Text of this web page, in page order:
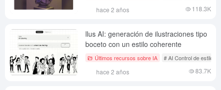
hace 2 años 118.3K
llus AI: generación de ilustraciones tipo
boceto con un estilo coherente
Últimos recursos sobre IA # AI Control de estilo
hace 2 años 83.7K